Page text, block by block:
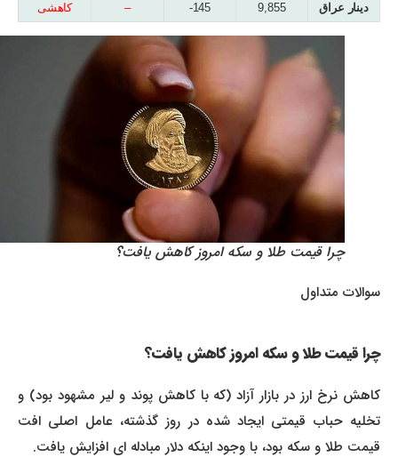
دینار عراق 9,855
145- کاهشی
چرا قیمت طلا و سکه امروز کاهش یافت؟
سوالات متداول
چرا قیمت طلا و سکه امروز کاهش یافت؟
کاهش نرخ ارز در بازار آزاد (که با کاهش پوند و لیر مشهود بود) و
تخلیه حباب قیمتی ایجاد شده در روز گذشته، عامل اصلی افت
قیمت طلا و سکه بود، با وجود اینکه دلار مبادله ای افزایش یافت.